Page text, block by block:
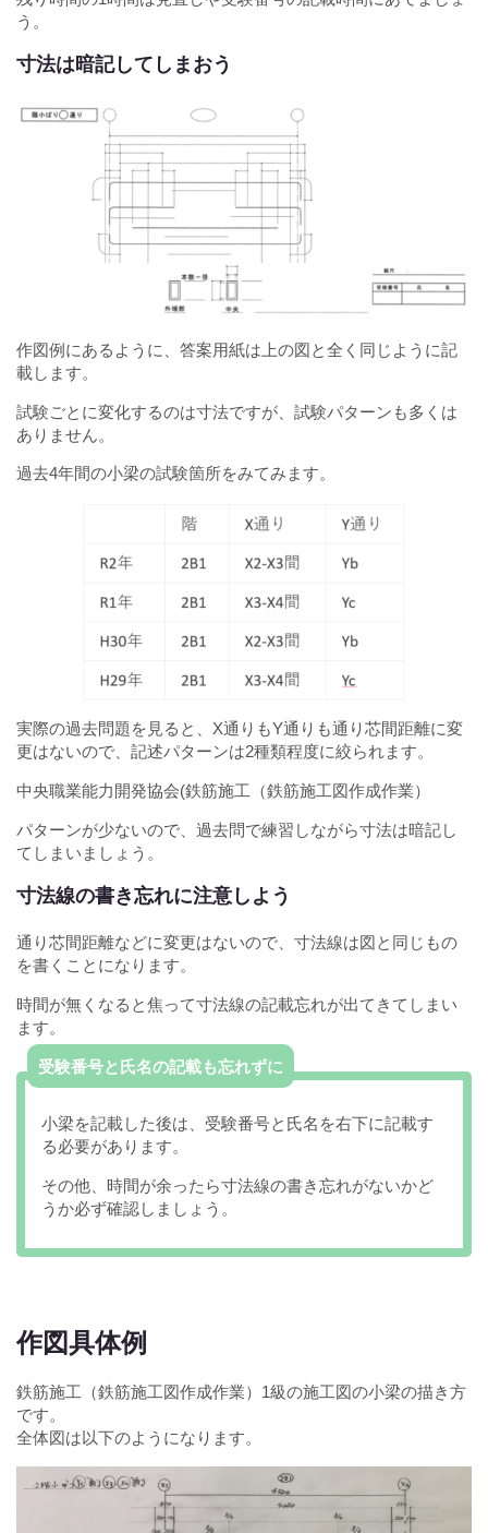
う。
寸法は暗記してしまおう
作図例にあるように、答案用紙は上の図と全く同じように記
載します。
試験ごとに変化するのは寸法ですが、試験パターンも多くは
ありません。
過去4年間の小梁の試験箇所をみてみます。
実際の過去問題を見ると、X通りもY通りも通り芯間距離に変
更はないので、記述パターンは2種類程度に絞られます。
中央職業能力開発協会(鉄筋施工（鉄筋施工図作成作業）
パターンが少ないので、過去問で練習しながら寸法は暗記し
てしまいましょう。
寸法線の書き忘れに注意しよう
通り芯間距離などに変更はないので、寸法線は図と同じもの
を書くことになります。
時間が無くなると焦って寸法線の記載忘れが出てきてしまい
ます。
受験番号と氏名の記載も忘れずに
小梁を記載した後は、受験番号と氏名を右下に記載す
る必要があります。
その他、時間が余ったら寸法線の書き忘れがないかど
うか必ず確認しましょう。
作図具体例
鉄筋施工（鉄筋施工図作成作業）1級の施工図の小梁の描き方
です。
全体図は以下のようになります。